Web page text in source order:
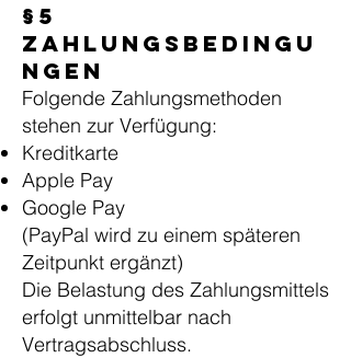
§5
Zahlungsbedingu
ngen
Folgende Zahlungsmethoden
stehen zur Verfügung:
Kreditkarte
Apple Pay
Google Pay
(PayPal wird zu einem späteren
Zeitpunkt ergänzt)
Die Belastung des Zahlungsmittels
erfolgt unmittelbar nach
Vertragsabschluss.